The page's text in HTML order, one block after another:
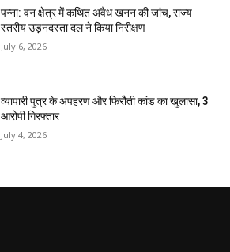
पन्ना: वन क्षेत्र में कथित अवैध खनन की जांच, राज्य
स्तरीय उड़नदस्ता दल ने किया निरीक्षण
July 6, 2026
व्यापारी पुत्र के अपहरण और फिरौती कांड का खुलासा, 3
आरोपी गिरफ्तार
July 4, 2026